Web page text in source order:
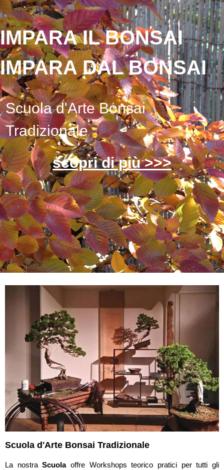
IMPARA IL BONSAI
IMPARA DAL BONSAI
Scuola d'Arte Bonsai
Tradizionale
scopri di più >>>
Scuola d'Arte Bonsai Tradizionale
La nostraScuolaoffre Workshops teorico pratici per tutti gli